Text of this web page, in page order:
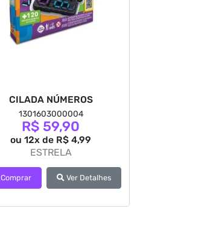
CILADA NÚMEROS
1301603000004
R$ 59,90
ou 12x de R$ 4,99
ESTRELA
Comprar Ver Detalhes